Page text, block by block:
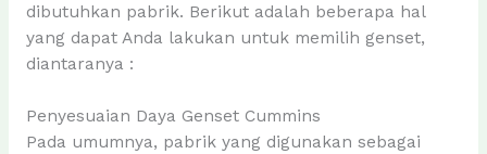
dibutuhkan pabrik. Berikut adalah beberapa hal
yang dapat Anda lakukan untuk memilih genset,
diantaranya :
Penyesuaian Daya Genset Cummins
Pada umumnya, pabrik yang digunakan sebagai